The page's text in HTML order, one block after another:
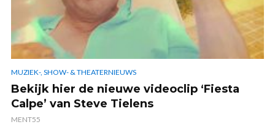
MUZIEK-, SHOW- & THEATERNIEUWS
Bekijk hier de nieuwe videoclip ‘Fiesta
Calpe’ van Steve Tielens
MENT55